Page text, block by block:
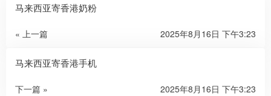
马来西亚寄香港奶粉
« 上一篇 2025年8月16日 下午3:23
马来西亚寄香港手机
下一篇 » 2025年8月16日 下午3:23